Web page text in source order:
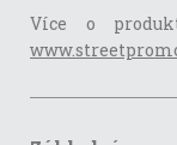
Více o